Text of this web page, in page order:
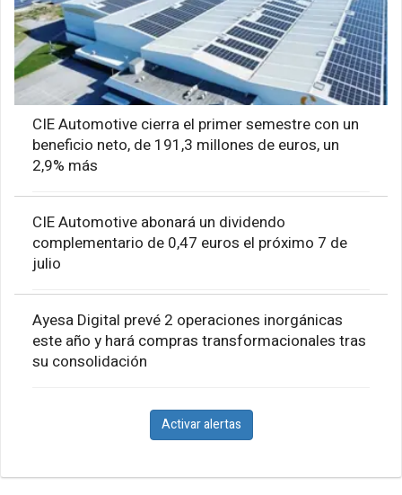
CIE Automotive cierra el primer semestre con un
beneficio neto, de 191,3 millones de euros, un
2,9% más
CIE Automotive abonará un dividendo
complementario de 0,47 euros el próximo 7 de
julio
Ayesa Digital prevé 2 operaciones inorgánicas
este año y hará compras transformacionales tras
su consolidación
Activar alertas